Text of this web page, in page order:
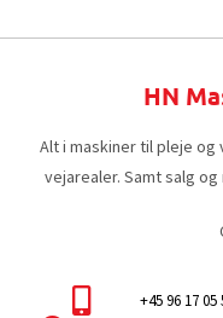
HN
Alt i maskiner til pleje
vejarealer. Samt salg
+45 96 17 05